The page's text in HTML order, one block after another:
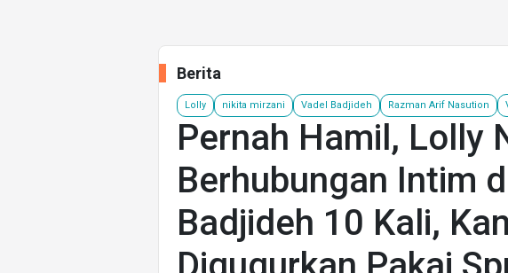
Berita
Lolly nikita mirzani Vadel Badjideh Razman Arif Nasution
Pernah Hamil, Lolly
Berhubungan Intim
Badjideh 10 Kali,